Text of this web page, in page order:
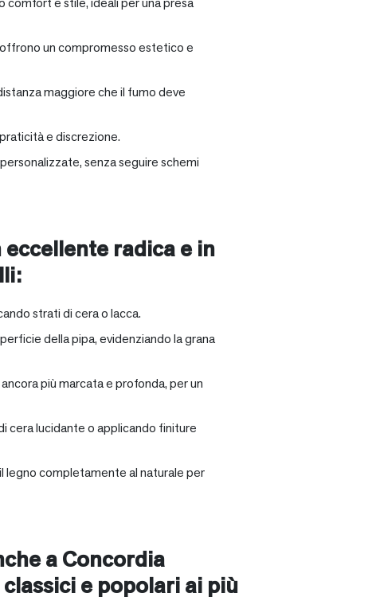
un compromesso estetico e
maggiore che il fumo deve
e discrezione.
senza seguire schemi
radica e in
strati di cera o lacca.
della pipa, evidenziando la grana
più marcata e profonda, per un
cera lucidante o applicando finiture
legno completamente al naturale per
aConcordia
e popolari ai più